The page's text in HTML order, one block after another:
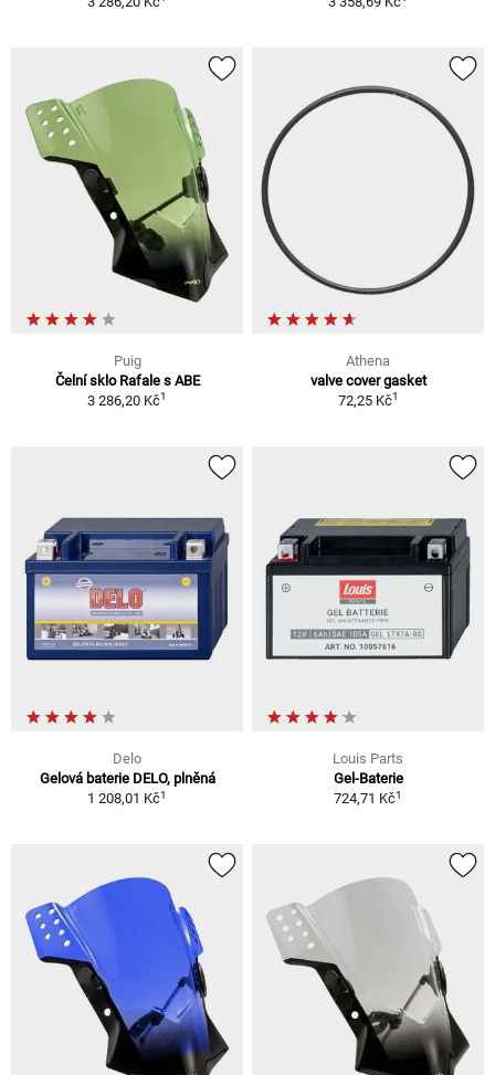
Puig
Čelní sklo Rafale s ABE
3 286,20 Kč1
Athena
valve cover gasket
72,25 Kč1
Delo
Gelová baterie DELO, plněná
1 208,01 Kč1
Louis Parts
Gel-Baterie
724,71 Kč1